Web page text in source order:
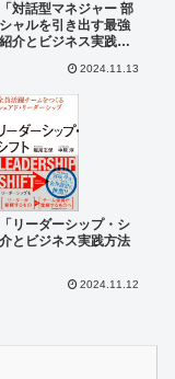
対話型マネジャー 部
ャルを引き出す最強
介とビジネス実践方
2024.11.13
リーダーシップ・シ
とビジネス実践方法
2024.11.12